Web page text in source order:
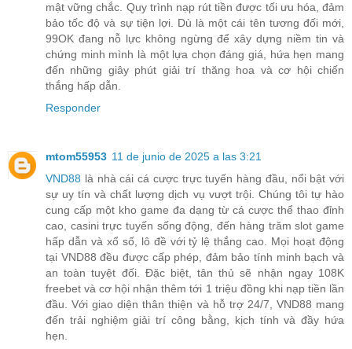
mật vững chắc. Quy trình nạp rút tiền được tối ưu hóa, đảm
bảo tốc độ và sự tiện lợi. Dù là một cái tên tương đối mới,
99OK đang nỗ lực không ngừng để xây dựng niềm tin và
chứng minh mình là một lựa chọn đáng giá, hứa hẹn mang
đến những giây phút giải trí thăng hoa và cơ hội chiến
thắng hấp dẫn.
Responder
mtom55953 11 de junio de 2025 a las 3:21
VND88 là nhà cái cá cược trực tuyến hàng đầu, nổi bật với
sự uy tín và chất lượng dịch vụ vượt trội. Chúng tôi tự hào
cung cấp một kho game đa dạng từ cá cược thể thao đỉnh
cao, casini trực tuyến sống động, đến hàng trăm slot game
hấp dẫn và xổ số, lô đề với tỷ lệ thắng cao. Mọi hoạt động
tại VND88 đều được cấp phép, đảm bảo tính minh bạch và
an toàn tuyệt đối. Đặc biệt, tân thủ sẽ nhận ngay 108K
freebet và cơ hội nhận thêm tới 1 triệu đồng khi nạp tiền lần
đầu. Với giao diện thân thiện và hỗ trợ 24/7, VND88 mang
đến trải nghiệm giải trí công bằng, kịch tính và đầy hứa
hẹn.